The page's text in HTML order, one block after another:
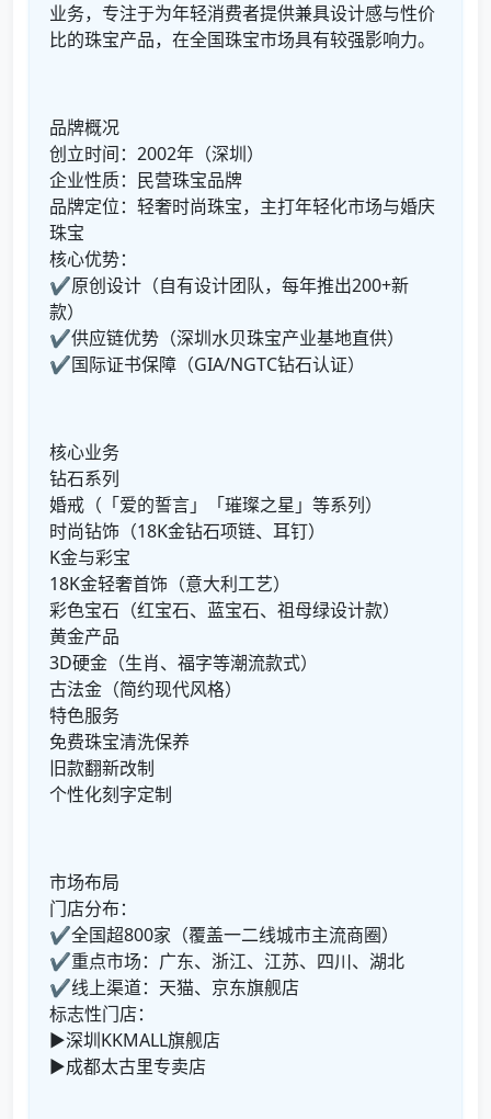
业务，专注于为年轻消费者提供兼具设计感与性价
比的珠宝产品，在全国珠宝市场具有较强影响力。
品牌概况
创立时间：2002年（深圳）
企业性质：民营珠宝品牌
品牌定位：轻奢时尚珠宝，主打年轻化市场与婚庆
珠宝
核心优势：
✔原创设计（自有设计团队，每年推出200+新
款）
✔供应链优势（深圳水贝珠宝产业基地直供）
✔国际证书保障（GIA/NGTC钻石认证）
核心业务
钻石系列
婚戒（「爱的誓言」「璀璨之星」等系列）
时尚钻饰（18K金钻石项链、耳钉）
K金与彩宝
18K金轻奢首饰（意大利工艺）
彩色宝石（红宝石、蓝宝石、祖母绿设计款）
黄金产品
3D硬金（生肖、福字等潮流款式）
古法金（简约现代风格）
特色服务
免费珠宝清洗保养
旧款翻新改制
个性化刻字定制
市场布局
门店分布：
✔全国超800家（覆盖一二线城市主流商圈）
✔重点市场：广东、浙江、江苏、四川、湖北
✔线上渠道：天猫、京东旗舰店
标志性门店：
▶深圳KKMALL旗舰店
▶成都太古里专卖店